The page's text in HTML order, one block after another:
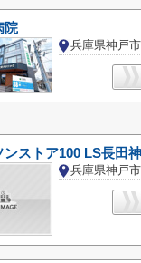
院
ンストア100 LS長田